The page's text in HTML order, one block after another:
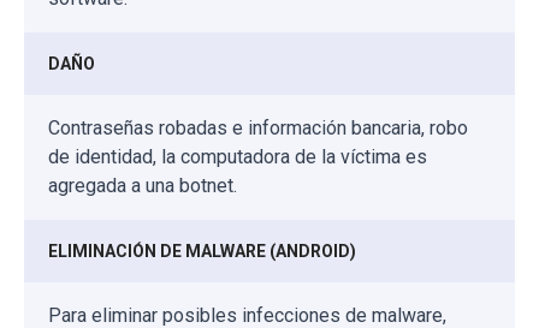
DAÑO
Contraseñas robadas e información bancaria, robo
de identidad, la computadora de la víctima es
agregada a una botnet.
ELIMINACIÓN DE MALWARE (ANDROID)
Para eliminar posibles infecciones de malware,